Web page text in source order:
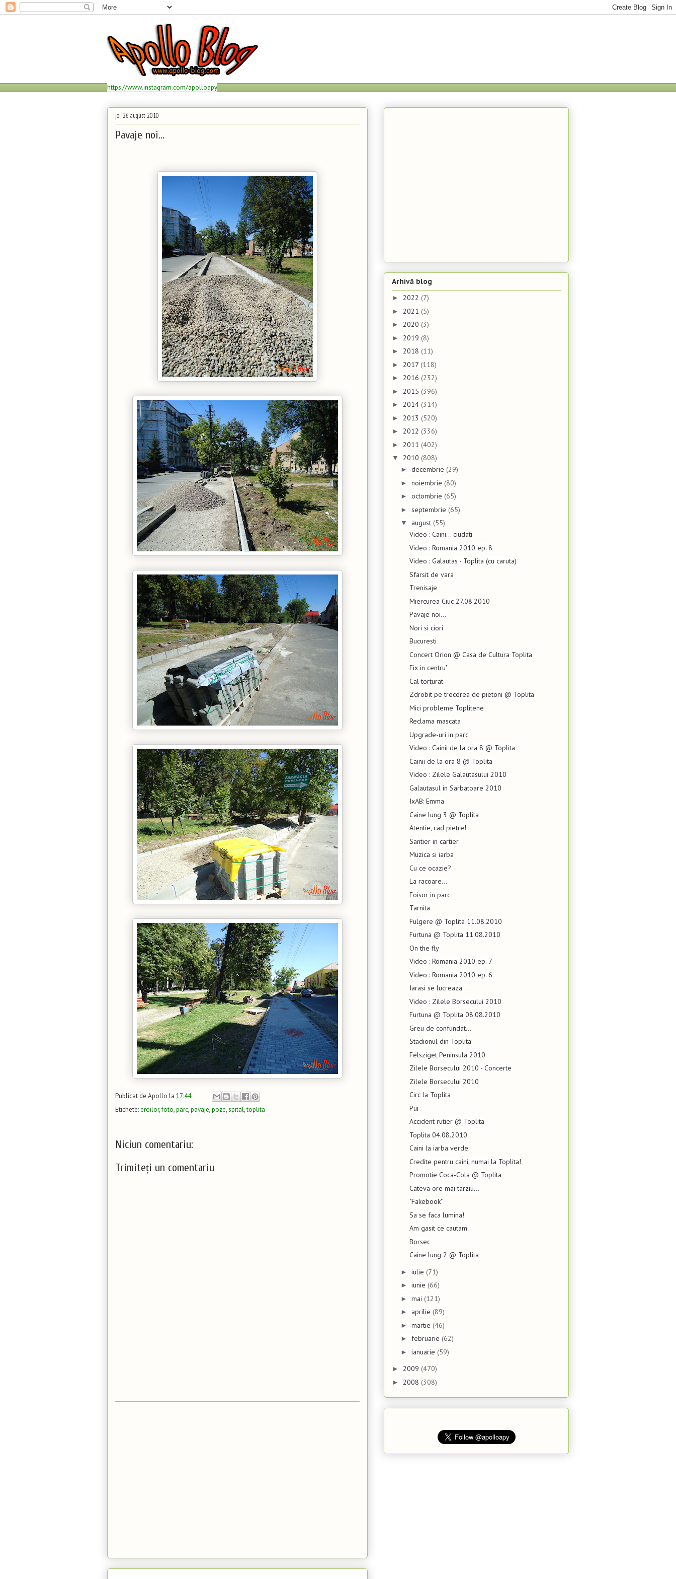
https://www.instagram.com/apolloapy
joi, 26 august 2010
Pavaje noi...
Publicat de Apollo la 17:44
Etichete:eroilor,foto,parc,pavaje,poze,spital,toplita
Niciun comentariu:
Trimiteți un comentariu
Arhivă blog
► 2022 (7)
► 2021 (5)
► 2020 (3)
► 2019 (8)
► 2018 (11)
► 2017 (118)
► 2016 (232)
► 2015 (396)
► 2014 (314)
► 2013 (520)
► 2012 (336)
► 2011 (402)
▼ 2010 (808)
► decembrie (29)
► noiembrie (80)
► octombrie (65)
► septembrie (65)
▼ august (55)
Video : Caini... ciudati
Video : Romania 2010 ep. 8
Video : Galautas - Toplita (cu caruta)
Sfarsit de vara
Trenisaje
Miercurea Ciuc 27.08.2010
Pavaje noi...
Nori si ciori
Bucuresti
Concert Orion @ Casa de Cultura Toplita
Fix in centru'
Cal torturat
Zdrobit pe trecerea de pietoni @ Toplita
Mici probleme Toplitene
Reclama mascata
Upgrade-uri in parc
Video : Cainii de la ora 8 @ Toplita
Cainii de la ora 8 @ Toplita
Video : Zilele Galautasului 2010
Galautasul in Sarbatoare 2010
IxAB: Emma
Caine lung 3 @ Toplita
Atentie, cad pietre!
Santier in cartier
Muzica si iarba
Cu ce ocazie?
La racoare...
Foisor in parc
Tarnita
Fulgere @ Toplita 11.08.2010
Furtuna @ Toplita 11.08.2010
On the fly
Video : Romania 2010 ep. 7
Video : Romania 2010 ep. 6
Iarasi se lucreaza...
Video : Zilele Borsecului 2010
Furtuna @ Toplita 08.08.2010
Greu de confundat...
Stadionul din Toplita
Felsziget Peninsula 2010
Zilele Borsecului 2010 - Concerte
Zilele Borsecului 2010
Circ la Toplita
Pui
Accident rutier @ Toplita
Toplita 04.08.2010
Caini la iarba verde
Credite pentru caini, numai la Toplita!
Promotie Coca-Cola @ Toplita
Cateva ore mai tarziu...
"Fakebook"
Sa se faca lumina!
Am gasit ce cautam...
Borsec
Caine lung 2 @ Toplita
► iulie (71)
► iunie (66)
► mai (121)
► aprilie (89)
► martie (46)
► februarie (62)
► ianuarie (59)
► 2009 (470)
► 2008 (308)